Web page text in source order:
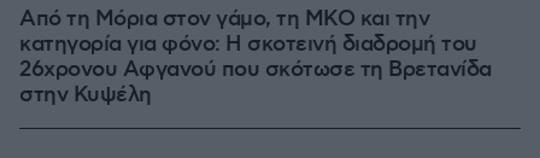
Από τη Μόρια στον γάμο, τη ΜΚΟ και την
κατηγορία για φόνο: Η σκοτεινή διαδρομή του
26χρονου Αφγανού που σκότωσε τη Βρετανίδα
στην Κυψέλη